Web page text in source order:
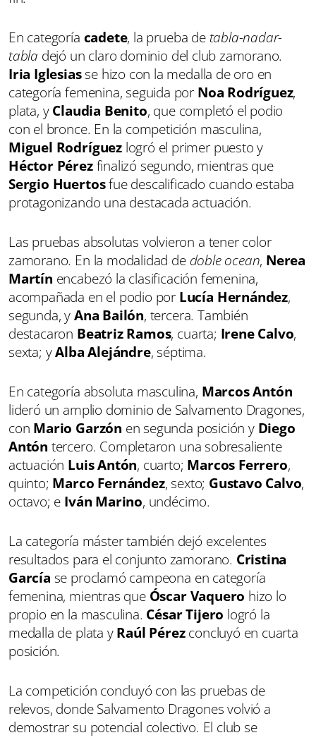
En categoría cadete, la prueba de tabla-nadar-
tabla dejó un claro dominio del club zamorano.
Iria Iglesiasse hizo con la medalla de oro en
categoría femenina, seguida por Noa Rodríguez,
plata, yClaudia Benito, que completó el podio
con el bronce. En la competición masculina,
Miguel Rodríguezlogró el primer puesto y
Héctor Pérezfinalizó segundo, mientras que
Sergio Huertosfue descalificado cuando estaba
protagonizando una destacada actuación.
Las pruebas absolutas volvieron a tener color
zamorano. En la modalidad de doble ocean, Nerea
Martín encabezó la clasificación femenina,
acompañada en el podio por Lucía Hernández,
segunda, yAna Bailón, tercera. También
destacaron Beatriz Ramos, cuarta; Irene Calvo,
sexta; yAlba Alejándre, séptima.
En categoría absoluta masculina, Marcos Antón
lideró un amplio dominio de Salvamento Dragones,
con Mario Garzón en segunda posición y Diego
Antón tercero. Completaron una sobresaliente
actuación Luis Antón, cuarto; Marcos Ferrero,
quinto; Marco Fernández, sexto; Gustavo Calvo,
octavo; e Iván Marino, undécimo.
La categoría máster también dejó excelentes
resultados para el conjunto zamorano. Cristina
García se proclamó campeona en categoría
femenina, mientras que Óscar Vaquero hizo lo
propio en la masculina. César Tijero logró la
medalla de plata yRaúl Pérezconcluyó en cuarta
posición.
La competición concluyó con las pruebas de
relevos, donde Salvamento Dragones volvió a
demostrar su potencial colectivo. El club se